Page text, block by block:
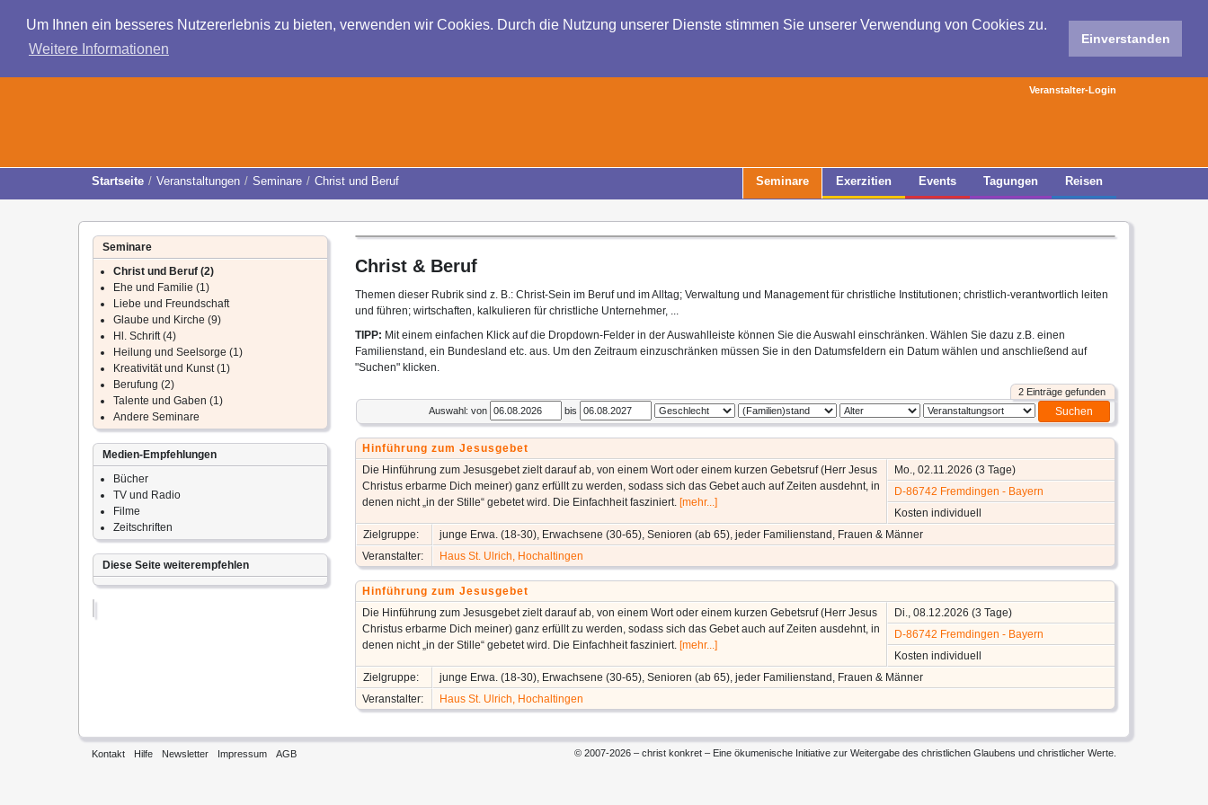
Um Ihnen ein besseres Nutzererlebnis zu bieten, verwenden wir Cookies. Durch die Nutzung unserer Dienste stimmen Sie unserer Verwendung von Cookies zu.
Weitere Informationen
Einverstanden
Veranstalter-Login
Startseite Veranstaltungen Seminare Christ und Beruf Seminare Exerzitien Events Tagungen Reisen
Christ & Beruf
Themen dieser Rubrik sind z. B.: Christ-Sein im Beruf und im Alltag; Verwaltung und Management für christliche Institutionen; christlich-verantwortlich leiten
und führen; wirtschaften, kalkulieren für christliche Unternehmer, ...
TIPP: Mit einem einfachen Klick auf die Dropdown-Felder in der Auswahlleiste können Sie die Auswahl einschränken. Wählen Sie dazu z.B. einen
Familienstand, ein Bundesland etc. aus. Um den Zeitraum einzuschränken müssen Sie in den Datumsfeldern ein Datum wählen und anschließend auf
"Suchen" klicken.
2 Einträge gefunden
Auswahl: von
bis
Hinführung zum Jesusgebet
Die Hinführung zum Jesusgebet zielt darauf ab, von einem Wort oder einem kurzen Gebetsruf (Herr Jesus
Christus erbarme Dich meiner) ganz erfüllt zu werden, sodass sich das Gebet auch auf Zeiten ausdehnt, in
denen nicht „in der Stille“ gebetet wird. Die Einfachheit fasziniert. [mehr...]
Mo., 02.11.2026 (3 Tage)
D-86742 Fremdingen - Bayern
Kosten individuell
Zielgruppe:
junge Erwa. (18-30), Erwachsene (30-65), Senioren (ab 65), jeder Familienstand, Frauen & Männer
Veranstalter:
Haus St. Ulrich, Hochaltingen
Hinführung zum Jesusgebet
Die Hinführung zum Jesusgebet zielt darauf ab, von einem Wort oder einem kurzen Gebetsruf (Herr Jesus
Christus erbarme Dich meiner) ganz erfüllt zu werden, sodass sich das Gebet auch auf Zeiten ausdehnt, in
denen nicht „in der Stille“ gebetet wird. Die Einfachheit fasziniert. [mehr...]
Di., 08.12.2026 (3 Tage)
D-86742 Fremdingen - Bayern
Kosten individuell
Zielgruppe:
junge Erwa. (18-30), Erwachsene (30-65), Senioren (ab 65), jeder Familienstand, Frauen & Männer
Veranstalter:
Haus St. Ulrich, Hochaltingen
Seminare
Christ und Beruf (2)
Ehe und Familie (1)
Liebe und Freundschaft
Glaube und Kirche (9)
Hl. Schrift (4)
Heilung und Seelsorge (1)
Kreativität und Kunst (1)
Berufung (2)
Talente und Gaben (1)
Andere Seminare
Medien-Empfehlungen
Bücher
TV und Radio
Filme
Zeitschriften
Diese Seite weiterempfehlen
Kontakt Hilfe Newsletter Impressum AGB © 2007-2026 – christ konkret – Eine ökumenische Initiative zur Weitergabe des christlichen Glaubens und christlicher Werte.